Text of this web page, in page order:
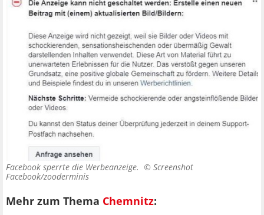
Facebook sperrte die Werbeanzeige. © Screenshot
Facebook/zooderminis
Mehr zum Thema Chemnitz: